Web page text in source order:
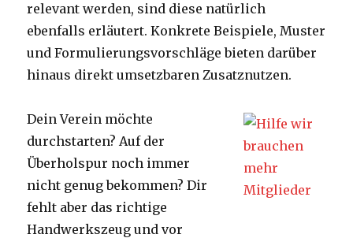
relevant werden, sind diese natürlich
ebenfalls erläutert. Konkrete Beispiele, Muster
und Formulierungsvorschläge bieten darüber
hinaus direkt umsetzbaren Zusatznutzen.
Dein Verein möchte
durchstarten? Auf der
Überholspur noch immer
nicht genug bekommen? Dir
fehlt aber das richtige
Handwerkszeug und vor